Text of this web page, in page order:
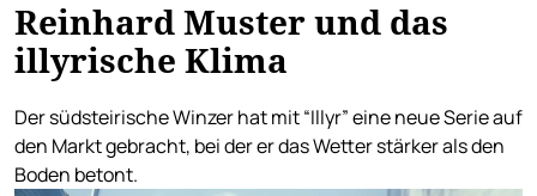
Reinhard Muster und das
illyrische Klima
Der südsteirische Winzer hat mit “Illyr” eine neue Serie auf
den Markt gebracht, bei der er das Wetter stärker als den
Boden betont.